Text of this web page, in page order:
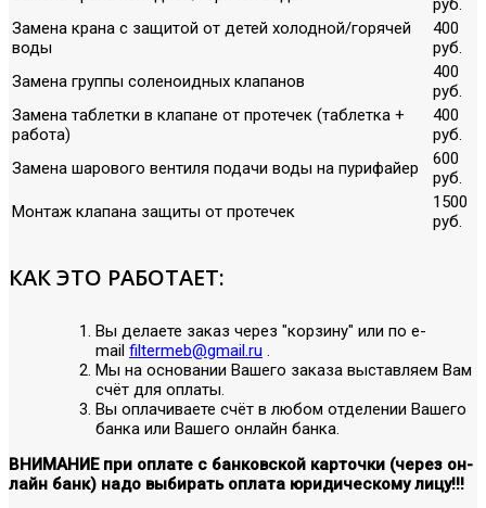
руб.
Замена крана с защитой от детей холодной/горячей
воды
400
руб.
Замена группы соленоидных клапанов
400
руб.
Замена таблетки в клапане от протечек (таблетка +
работа)
400
руб.
Замена шарового вентиля подачи воды на пурифайер
600
руб.
Монтаж клапана защиты от протечек
1500
руб.
КАК ЭТО РАБОТАЕТ:
Вы делаете заказ через "корзину" или по е-
mail filtermeb@gmail.ru .
Мы на основании Вашего заказа выставляем Вам
счёт для оплаты.
Вы оплачиваете счёт в любом отделении Вашего
банка или Вашего онлайн банка.
ВНИМАНИЕ при оплате с банковской карточки (через он-
лайн банк) надо выбирать оплата юридическому лицу!!!